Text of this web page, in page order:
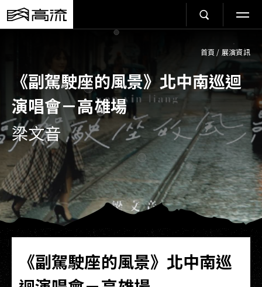
首頁 / 展演資訊
《副駕駛座的風景》北中南巡迴
演唱會－高雄場
梁文音
《副駕駛座的風景》北中南巡